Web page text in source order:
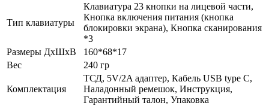
Тип клавиатуры
Клавиатура 23 кнопки на лицевой части,
Кнопка включения питания (кнопка
блокировки экрана), Кнопка сканирования
*3
Размеры ДхШхВ
160*68*17
Вес
240 гр
Комплектация
ТСД, 5V/2A адаптер, Кабель USB type С,
Наладонный ремешок, Инструкция,
Гарантийный талон, Упаковка